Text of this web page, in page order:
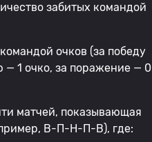
забитых командой
очков (за победу
— 1 очко, за поражение — 0
матчей, показывающая
В-П-Н-П-В), где: